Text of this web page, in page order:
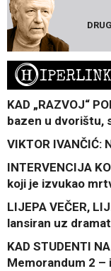
HIPERLINK
KAD „RAZVOJ“
bazen u dvorištu,
VIKTOR IVANČIĆ:
INTERVENCIJA
koji je izvukao
LIJEPA VEČER,
lansiran uz
KAD STUDENTI
Memorandum 2 –